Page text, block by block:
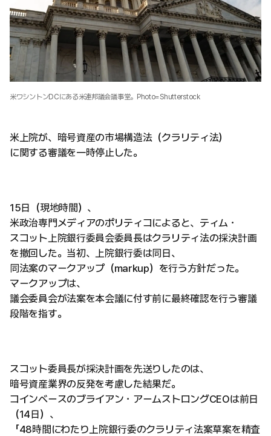
米ワシントンDCにある米連邦議会議事堂。Photo=Shutterstock
米上院が、暗号資産の市場構造法（クラリティ法）
に関する審議を一時停止した。
15日（現地時間）、
米政治専門メディアのポリティコによると、ティム・
スコット上院銀行委員会委員長はクラリティ法の採決計画
を撤回した。当初、上院銀行委は同日、
同法案のマークアップ（markup）を行う方針だった。
マークアップは、
議会委員会が法案を本会議に付す前に最終確認を行う審議
段階を指す。
スコット委員長が採決計画を先送りしたのは、
暗号資産業界の反発を考慮した結果だ。
コインベースのブライアン・アームストロングCEOは前日
（14日）、
「48時間にわたり上院銀行委のクラリティ法案草案を精査